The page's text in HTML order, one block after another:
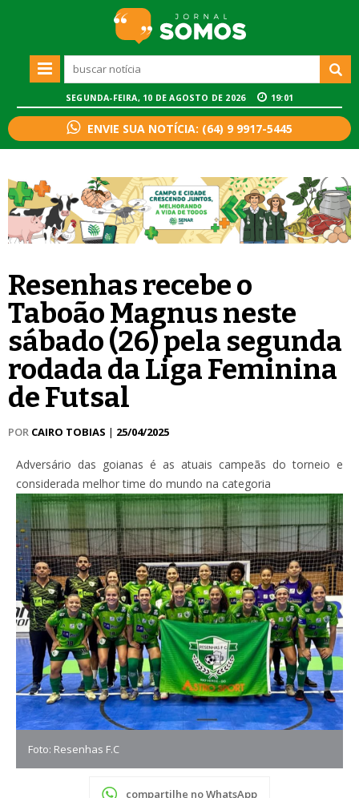
SEGUNDA-FEIRA, 10 DE AGOSTO DE 2026 19:01
ENVIE SUA NOTÍCIA: (64) 9 9917-5445
Resenhas recebe o
Taboão Magnus neste
sábado (26) pela segunda
rodada da Liga Feminina
de Futsal
POR CAIRO TOBIAS | 25/04/2025
Adversário das goianas é as atuais campeãs do torneio e
considerada melhor time do mundo na categoria
Foto: Resenhas F.C
compartilhe no WhatsApp